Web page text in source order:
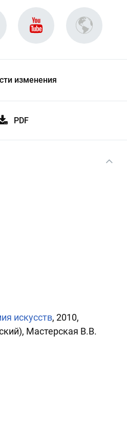
изменения
PDF
искусств, 2010,
Мастерская В.В.